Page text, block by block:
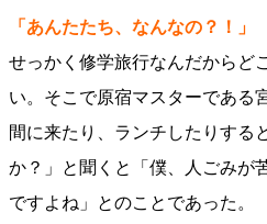
「あんたたち、なんなの？！」
せっかく修学旅行なんだからど
い。そこで原宿マスターである
間に来たり、ランチしたりする
か？」と聞くと「僕、人ごみが
ですよね」とのことであった。